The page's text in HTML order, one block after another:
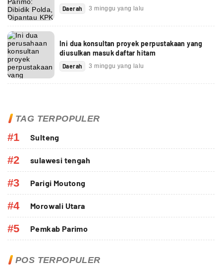
Daerah 3 minggu yang lalu
Ini dua konsultan proyek perpustakaan yang
diusulkan masuk daftar hitam
Daerah 3 minggu yang lalu
TAG TERPOPULER
#1 Sulteng
#2 sulawesi tengah
#3 Parigi Moutong
#4 Morowali Utara
#5 Pemkab Parimo
POS TERPOPULER